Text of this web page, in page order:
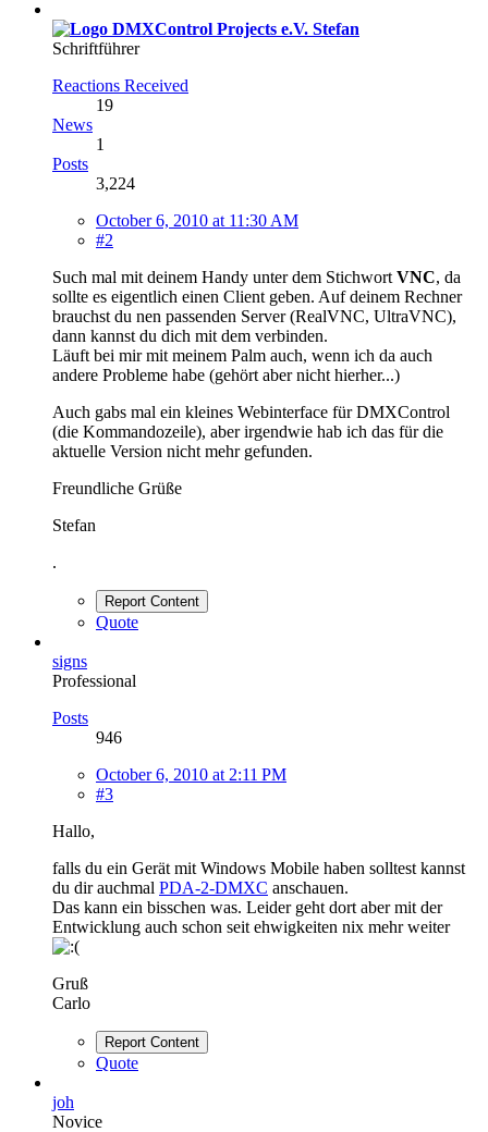
Stefan
Schriftführer
Reactions Received
19
News
1
Posts
3,224
October 6, 2010 at 11:30 AM
#2
Such mal mit deinem Handy unter dem Stichwort VNC, da
sollte es eigentlich einen Client geben. Auf deinem Rechner
brauchst du nen passenden Server (RealVNC, UltraVNC),
dann kannst du dich mit dem verbinden.
Läuft bei mir mit meinem Palm auch, wenn ich da auch
andere Probleme habe (gehört aber nicht hierher...)
Auch gabs mal ein kleines Webinterface für DMXControl
(die Kommandozeile), aber irgendwie hab ich das für die
aktuelle Version nicht mehr gefunden.
Freundliche Grüße
Stefan
.
Report Content
Quote
signs
Professional
Posts
946
October 6, 2010 at 2:11 PM
#3
Hallo,
falls du ein Gerät mit Windows Mobile haben solltest kannst
du dir auchmal PDA-2-DMXC anschauen.
Das kann ein bisschen was. Leider geht dort aber mit der
Entwicklung auch schon seit ehwigkeiten nix mehr weiter
Gruß
Carlo
Report Content
Quote
joh
Novice